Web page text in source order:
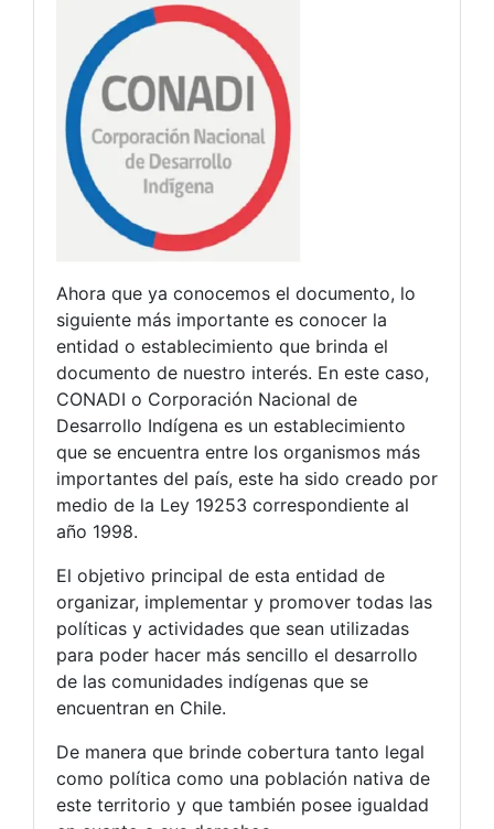
Ahora que ya conocemos el documento, lo
siguiente más importante es conocer la
entidad o establecimiento que brinda el
documento de nuestro interés. En este caso,
CONADI o Corporación Nacional de
Desarrollo Indígena es un establecimiento
que se encuentra entre los organismos más
importantes del país, este ha sido creado por
medio de la Ley 19253 correspondiente al
año 1998.
El objetivo principal de esta entidad de
organizar, implementar y promover todas las
políticas y actividades que sean utilizadas
para poder hacer más sencillo el desarrollo
de las comunidades indígenas que se
encuentran en Chile.
De manera que brinde cobertura tanto legal
como política como una población nativa de
este territorio y que también posee igualdad